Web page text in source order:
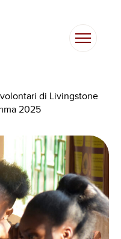
di Livingstone
2025